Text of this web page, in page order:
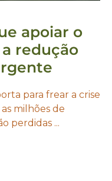
apoiar o
redução
para frear a crise
milhões de
perdidas ...